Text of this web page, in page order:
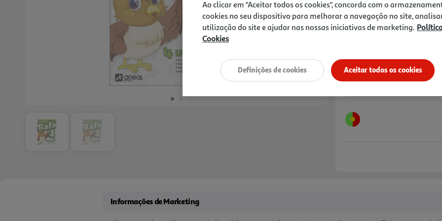
próprias capacidades. .
11,90 €PVP de editor
9,03 €
Promoção: de 27/7/2026 a 11/10/2026
Informações de Marketing
Ao clicar em "Aceitar todos os cookies", concorda com o
cookies no seu dispositivo para melhorar a navegação no site,
utilização do site e ajudar nas nossas iniciativas de marketing.
Cookies
Aceitar todos os cookies
Definições de cookies